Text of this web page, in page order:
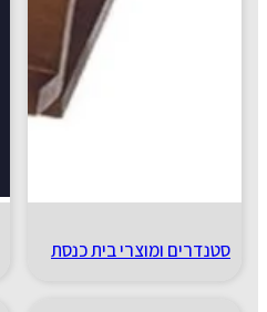
סטנדרים ומוצרי בית כנסת